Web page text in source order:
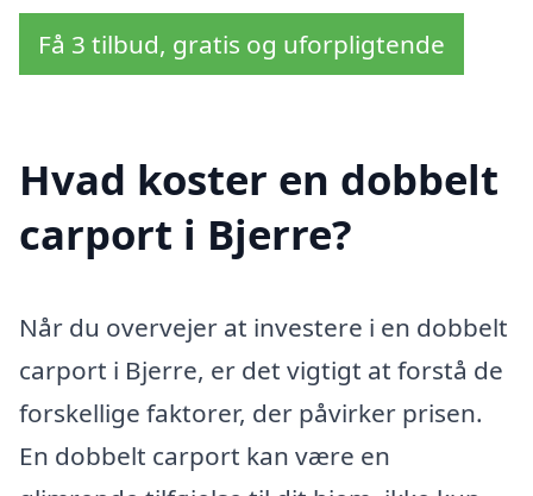
Få 3 tilbud, gratis og uforpligtende
Hvad koster en dobbelt
carport i Bjerre?
Når du overvejer at investere i en dobbelt
carport i Bjerre, er det vigtigt at forstå de
forskellige faktorer, der påvirker prisen.
En dobbelt carport kan være en